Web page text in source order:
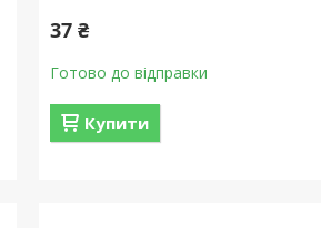
37 ₴
Готово до відправки
Купити